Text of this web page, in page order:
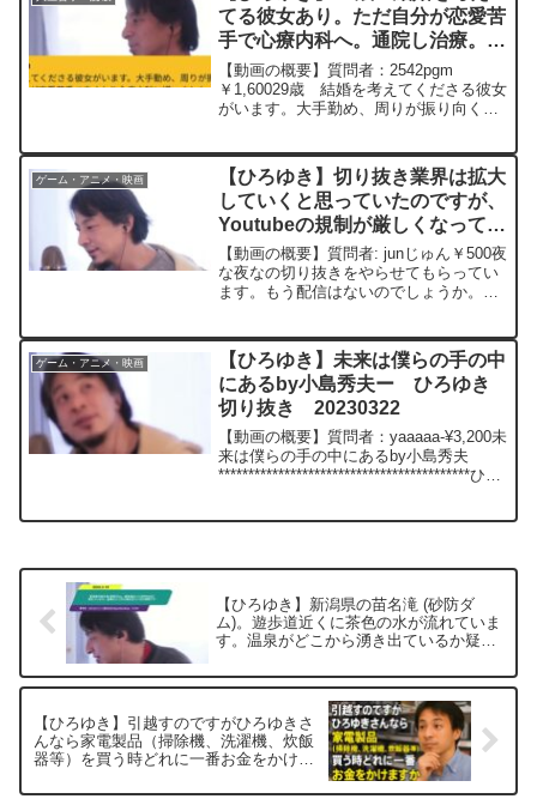
てる彼女あり。ただ自分が恋愛苦
手で心療内科へ。通院し治療。も
う大丈夫と言われたが結婚をして
も大丈夫でしょうか？ー ひろゆ
き切り抜き 20230919
【動画の概要】質問者：2542pgm
￥1,60029歳 結婚を考えてくださる彼女
がいます。大手勤め、周りが振り向くレ
いました。現在は心も落ち着き病院の先
生にも大丈夫と...
ゲーム・アニメ・映画
【ひろゆき】切り抜き業界は拡大
していくと思っていたのですが、
Youtubeの規制が厳しくなってい
るので、もうオワコンでしょう
か。ー ひろゆき切り抜き
20230320
【動画の概要】質問者: junじゅん￥500夜
な夜なの切り抜きをやらせてもらってい
ます。もう配信はないのでしょうか。切
ているので、もうオワコンでしょうか。
コナンと...
ゲーム・アニメ・映画
【ひろゆき】未来は僕らの手の中
にあるby小島秀夫ー ひろゆき
切り抜き 20230322
【動画の概要】質問者：yaaaaa-¥3,200未
来は僕らの手の中にあるby小島秀夫
******************************************ひろ
【ひろゆき】新潟県の苗名滝 (砂防ダ
ム)。遊歩道近くに茶色の水が流れていま
す。温泉がどこから湧き出ているか疑問
【ひろゆき】引越すのですがひろゆきさ
んなら家電製品（掃除機、洗濯機、炊飯
器等）を買う時どれに一番お金をかけま